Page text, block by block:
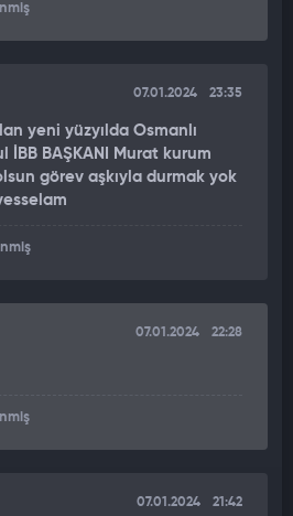
07.01.2024 23:35
yeni yüzyılda Osmanlı
İBB BAŞKANI Murat kurum
görev aşkıyla durmak yok
07.01.2024 22:28
07.01.2024 21:42